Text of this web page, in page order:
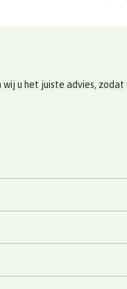
wij u het juiste advies,